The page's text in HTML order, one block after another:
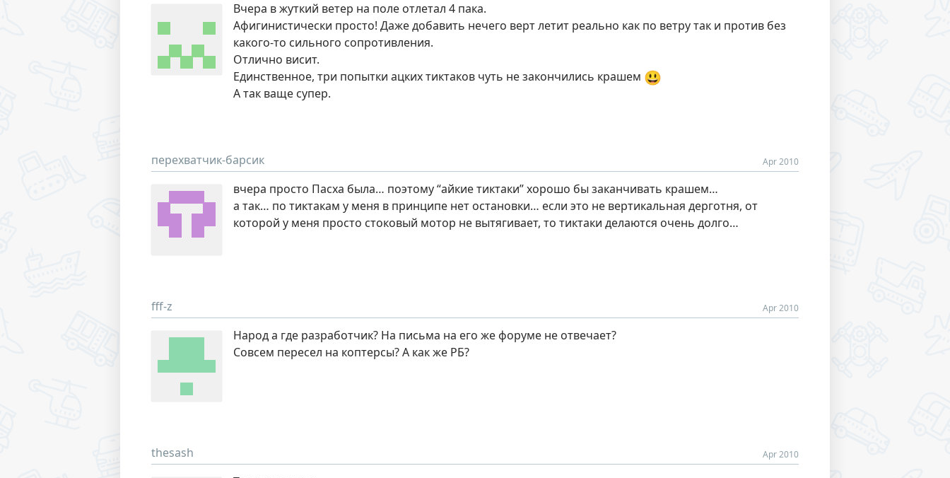
Вчера в жуткий ветер на поле отлетал 4 пака.
Афигинистически просто! Даже добавить нечего верт летит реально как по ветру так и против без
какого-то сильного сопротивления.
Отлично висит.
Единственное, три попытки ацких тиктаков чуть не закончились крашем 😃
А так ваще супер.
перехватчик-барсик Apr 2010
вчера просто Пасха была… поэтому “айкие тиктаки” хорошо бы заканчивать крашем…
а так… по тиктакам у меня в принципе нет остановки… если это не вертикальная дерготня, от
которой у меня просто стоковый мотор не вытягивает, то тиктаки делаются очень долго…
fff-z Apr 2010
Народ а где разработчик? На письма на его же форуме не отвечает?
Совсем пересел на коптерсы? А как же РБ?
thesash Apr 2010